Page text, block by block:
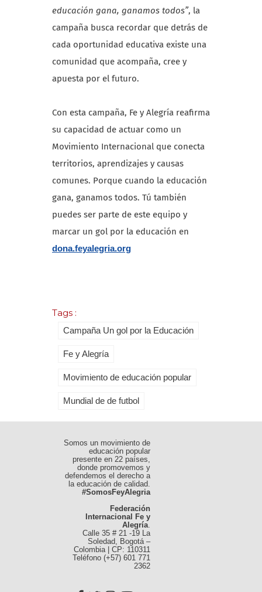
educación gana, ganamos todos”, la
campaña busca recordar que detrás de
cada oportunidad educativa existe una
comunidad que acompaña, cree y
apuesta por el futuro.
Con esta campaña, Fe y Alegría reafirma
su capacidad de actuar como un
Movimiento Internacional que conecta
territorios, aprendizajes y causas
comunes. Porque cuando la educación
gana, ganamos todos. Tú también
puedes ser parte de este equipo y
marcar un gol por la educación en
dona.feyalegria.org
Tags :
Campaña Un gol por la Educación
Fe y Alegría
Movimiento de educación popular
Mundial de de futbol
Somos un movimiento de
educación popular
presente en 22 países,
donde promovemos y
defendemos el derecho a
la educación de calidad.
#SomosFeyAlegria
Federación
Internacional Fe y
Alegría.
Calle 35 # 21 -19 La
Soledad, Bogotá –
Colombia | CP: 110311
Teléfono (+57) 601 771
2362